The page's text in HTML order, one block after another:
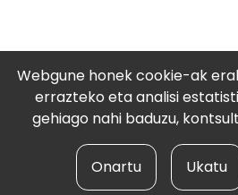
Webgune honek cookie-ak
errazteko eta analisi
gehiago nahi baduzu,
Onartu Ukatu